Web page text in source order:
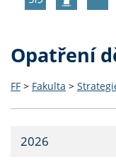
Opatření
FF > Fakulta >
2026